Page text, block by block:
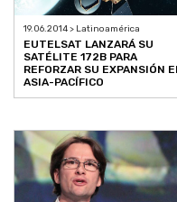
19.06.2014 > Latinoamérica
EUTELSAT LANZARÁ SU
SATÉLITE 172B PARA
REFORZAR SU EXPANSIÓN
ASIA-PACÍFICO